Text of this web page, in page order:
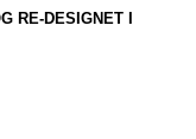
RE-DESIGNET I